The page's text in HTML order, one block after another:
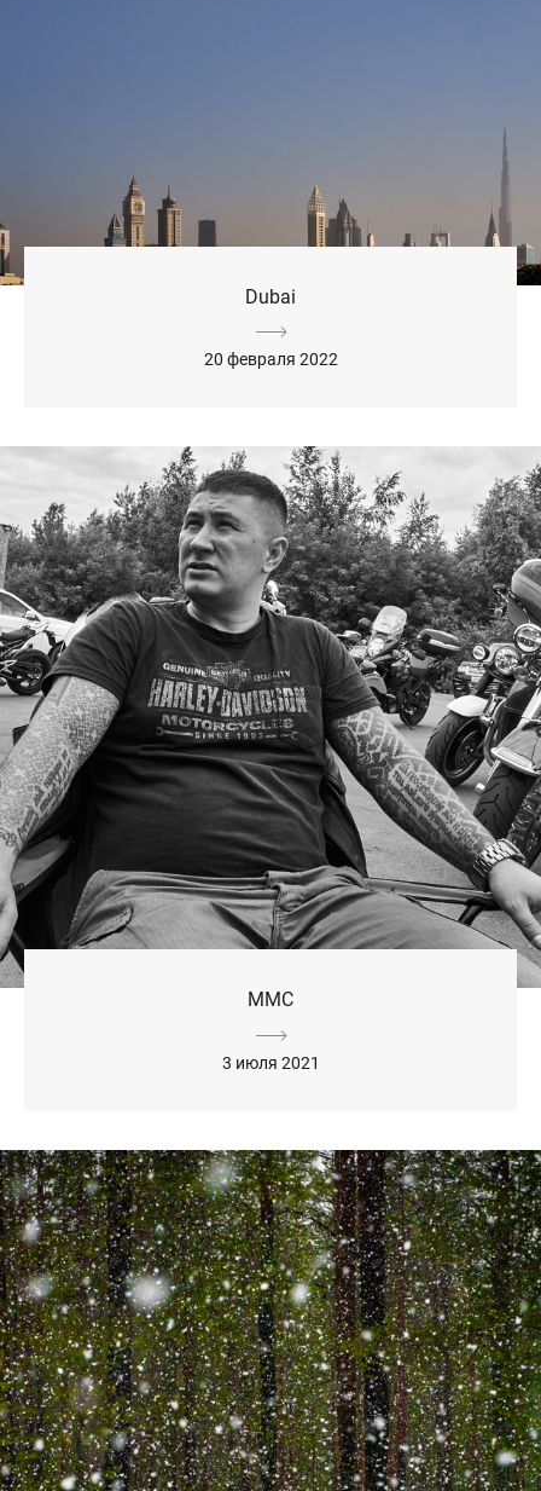
Dubai
20 февраля 2022
MMC
3 июля 2021